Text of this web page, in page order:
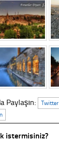
Paylaşın: Twitter
istermisiniz?